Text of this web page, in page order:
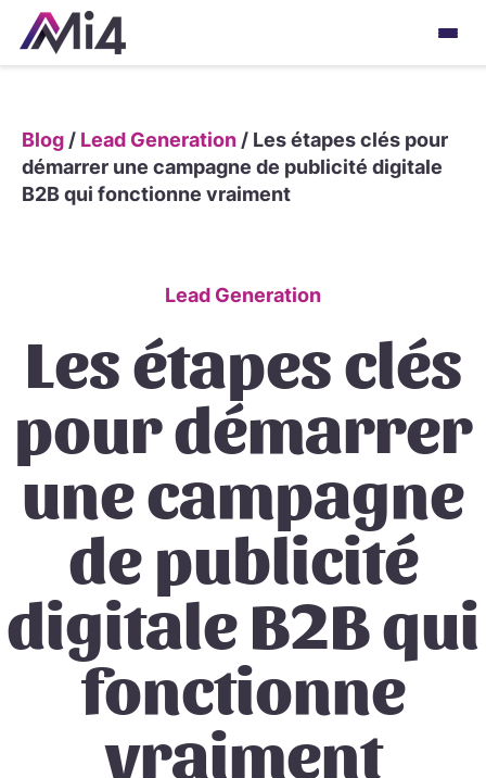
Blog / Lead Generation / Les étapes clés pour
démarrer une campagne de publicité digitale
B2B qui fonctionne vraiment
Lead Generation
Les étapes clés
pour démarrer
une campagne
de publicité
digitale B2B qui
fonctionne
vraiment